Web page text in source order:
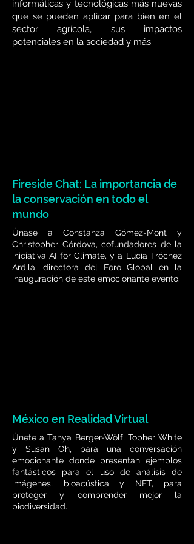
informáticas y tecnológicas más nuevas
que se pueden aplicar para bien en el
sector agrícola, sus impactos
potenciales en la sociedad y más.
Fireside Chat: La importancia de
la conservación en todo el
mundo
Únase a Constanza Gómez-Mont y
Christopher Córdova, cofundadores de la
iniciativa AI for Climate, y a Lucía Tróchez
Ardila, directora del Foro Global en la
inauguración de este emocionante evento.
México en Realidad Virtual
Únete a Tanya Berger-Wölf, Topher White
y Susan Oh, para una conversación
emocionante donde presentan ejemplos
fantásticos para el uso de análisis de
imágenes, bioacústica y NFT, para
proteger y comprender mejor la
biodiversidad.